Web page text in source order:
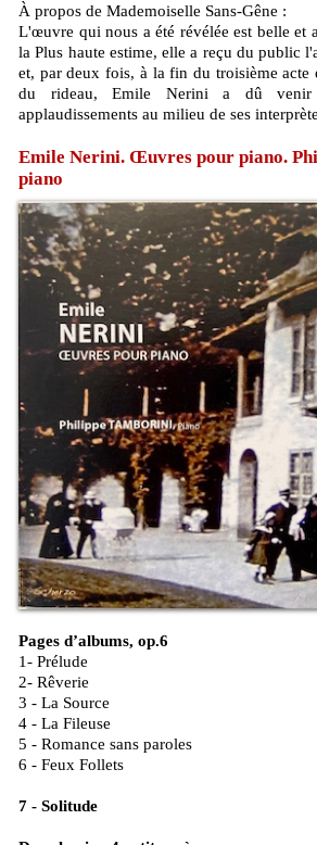
À propos de Mademoiselle Sans-Gêne :
L'œuvre qui nous a été révélée est belle et
la Plus haute estime, elle a reçu du public
et, par deux fois, à la fin du troisième acte
du rideau, Emile Nerini a dû venir
applaudissements au milieu de ses
Emile Nerini. Œuvres pour piano.
piano
Pages d’albums, op.6
1- Prélude
2- Rêverie
3 - La Source
4 - La Fileuse
5 - Romance sans paroles
6 - Feux Follets
7 - Solitude